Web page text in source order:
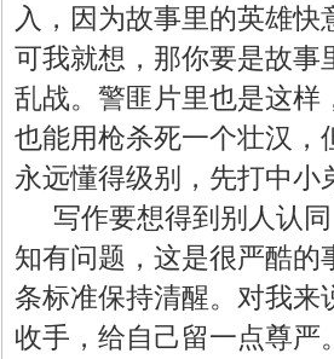
入，因为故事里的英雄
可我就想，那你要是故事
乱战。警匪片里也是这样
也能用枪杀死一个壮汉，
永远懂得级别，先打中
写作要想得到别人认
知有问题，这是很严酷
条标准保持清醒。对我来
收手，给自己留一点尊